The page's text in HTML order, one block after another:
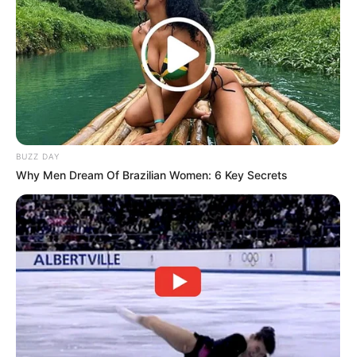
Young, di surat ini dijelaskan bahwa ibu Lee Young dipaksa oleh
kasim Hun agar tidak mengajarkan kebaikan kepada Lee Young
sehingga berujung dengan terbunuhnya ibu Lee Young.
Tentu hal ini sangat mengejutkan semua orang sehingga raja dan
Lee Young sepakat untuk menjatuhi hukuman mati bagi Kim Hun,
Kim Ui Gyo, dan Kim Geun Gyo.
Ratu yang selama ini menyembunyikan identitas bayi yang
sebenarnya pun dicopot jabatan nya dan di usir dari istana. Hong
Gyeon Nae dan Hong Ra On pun dibebaskan dari hukuman yang
menjeratnya,
Ha Yeon yang selama ini menjadi istri Lee Young pun
memutuskan untuk minta jabatan nya dicopot dan dibiarkan pergi
dari istana, ia ingin hidup sebagai orang biasa dan hal ini
dikabulkan oleh pihak istana.
Kehidupan istana kembali kondusif sejak pengangkatan Lee
BUZZ DAY
Why Men Dream Of Brazilian Women: 6 Key Secrets